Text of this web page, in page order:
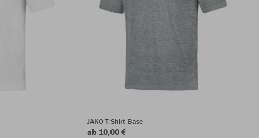
JAKO T-Shirt Base
ab 10,00 €